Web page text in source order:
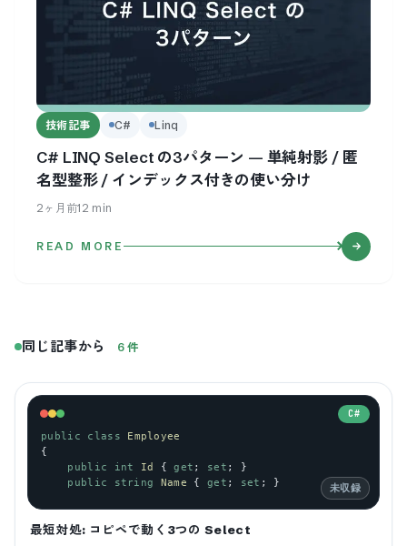
技術記事 C# Linq
C# LINQ Select の3パターン — 単純射影 / 匿
名型整形 / インデックス付きの使い分け
2ヶ月前12 min
READ MORE
同じ記事から 6 件
C#
public class
Employee
{
public
int Id { get ; set ; }
public
string Name { get ; set ; } 未収録
最短対処: コピペで動く3つの Select